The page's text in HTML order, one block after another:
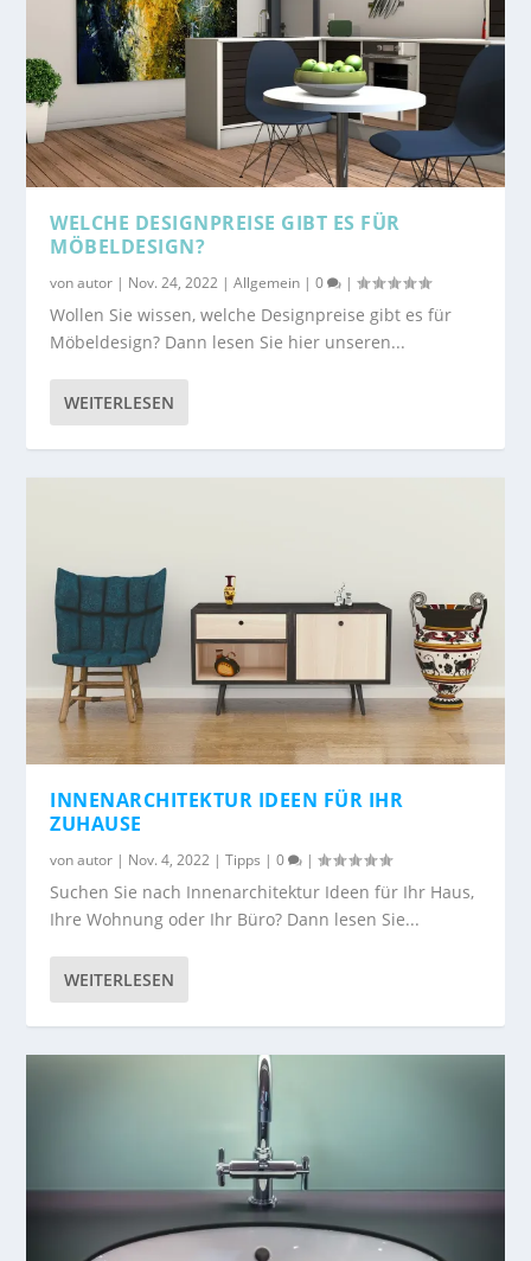
WELCHE DESIGNPREISE GIBT ES FÜR
MÖBELDESIGN?
vonautor | Nov. 24, 2022 |Allgemein |0 |
Wollen Sie wissen, welche Designpreise gibt es für
Möbeldesign? Dann lesen Sie hier unseren...
WEITERLESEN
INNENARCHITEKTUR IDEEN FÜR IHR
ZUHAUSE
vonautor | Nov. 4, 2022 |Tipps |0 |
Suchen Sie nach Innenarchitektur Ideen für Ihr Haus,
Ihre Wohnung oder Ihr Büro? Dann lesen Sie...
WEITERLESEN